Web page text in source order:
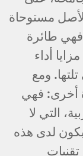
مستوحاة
طائرة
أداء
ومع
أخرى: فهي
التي لا
لدى هذه